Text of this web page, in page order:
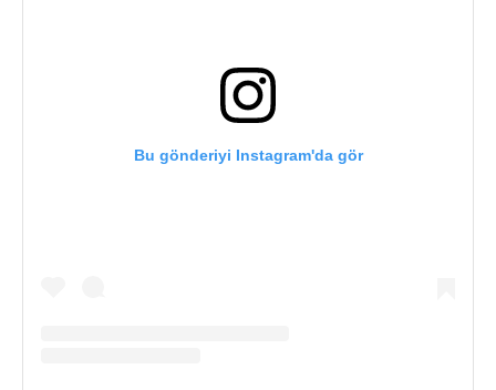
Bu gönderiyi Instagram'da gör